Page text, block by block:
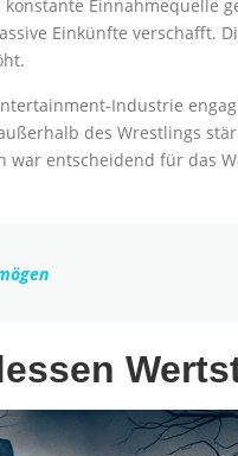
Einnahmequelle
Einkünfte verschafft.
Industrie
des Wrestlings
entscheidend für das